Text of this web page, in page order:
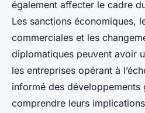
également affecter le cadre
Les sanctions économiques,
commerciales et les
diplomatiques peuvent avoir
les entreprises opérant à
informé des développements
comprendre leurs